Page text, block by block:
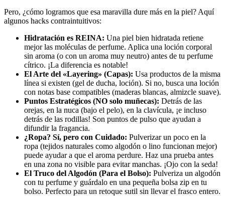
Pero, ¿cómo logramos que esa maravilla dure más en la piel? Aquí
algunos hacks contraintuitivos:
Hidratación es REINA: Una piel bien hidratada retiene
mejor las moléculas de perfume. Aplica una loción corporal
sin aroma (o con un aroma muy neutro) antes de tu perfume
cítrico. ¡La diferencia es notable!
El Arte del «Layering» (Capas): Usa productos de la misma
línea si existen (gel de ducha, loción). Si no, busca una loción
con notas base compatibles (maderas blancas, almizcle suave).
Puntos Estratégicos (NO solo muñecas): Detrás de las
orejas, en la nuca (bajo el pelo), en la clavícula, ¡e incluso
detrás de las rodillas! Son puntos de pulso que ayudan a
difundir la fragancia.
¿Ropa? Sí, pero con Cuidado: Pulverizar un poco en la
ropa (tejidos naturales como algodón o lino funcionan mejor)
puede ayudar a que el aroma perdure. Haz una prueba antes
en una zona no visible para evitar manchas. ¡Ojo con la seda!
El Truco del Algodón (Para el Bolso): Pulveriza un algodón
con tu perfume y guárdalo en una pequeña bolsa zip en tu
bolso. Perfecto para un retoque sutil sin llevar el frasco entero.